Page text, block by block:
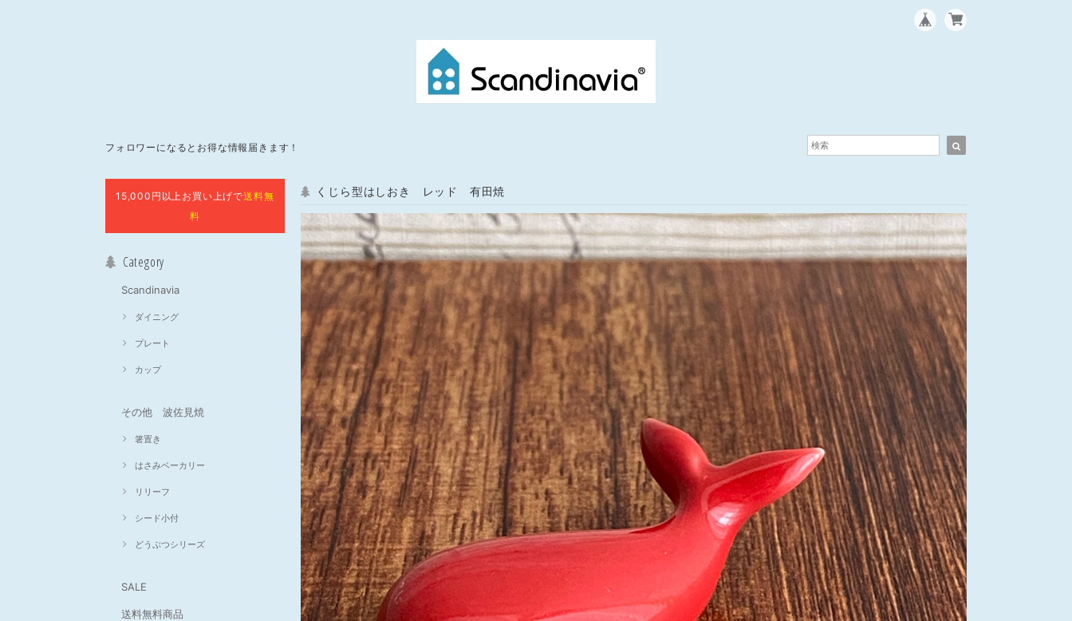
フォロワーになるとお得な情報届きます！
15,000円以上お買い上げで送料無
料
Category
Scandinavia
ダイニング
プレート
カップ
その他 波佐見焼
箸置き
はさみベーカリー
リリーフ
シード小付
どうぶつシリーズ
SALE
送料無料商品
くじら型はしおき レッド 有田焼